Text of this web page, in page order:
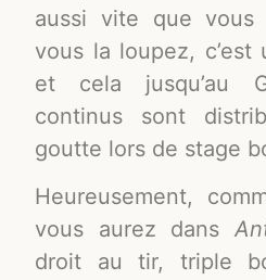
aussi vite que
vous la loupez,
et cela jusqu’au
continus sont
goutte lors de stage
Heureusement,
vous aurez dans
droit au tir, triple